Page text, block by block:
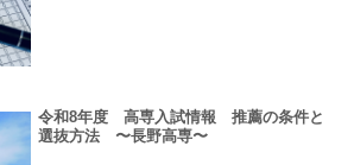
令和8年度 高専入試情報 推薦の条件と
選抜方法 〜長野高専〜